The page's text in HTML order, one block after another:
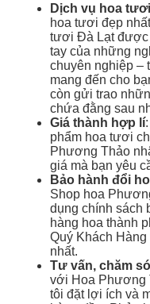
Dịch vụ hoa
hoa tươi đẹp
tươi Đà Lạt được
tay của những
chuyên nghiệp –
mang đến cho
còn gửi trao
chứa đằng sau
Giá thành hợp lí
phẩm hoa tươi
Phương Thảo
giá mà bạn yêu
Bảo hành đổi
Shop hoa
dụng chính sách
hàng hoa thành
Quý Khách
nhất.
Tư vấn, chăm
với Hoa Phương
tôi đặt lợi ích và